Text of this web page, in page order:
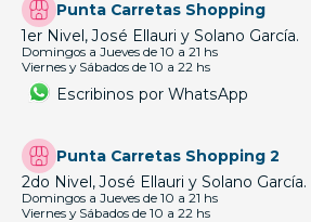
Punta Carretas Shopping
1er Nivel, José Ellauri y Solano García.
Domingos a Jueves de 10 a 21 hs
Viernes y Sábados de 10 a 22 hs
Escribinos por WhatsApp
Punta Carretas Shopping 2
2do Nivel, José Ellauri y Solano García.
Domingos a Jueves de 10 a 21 hs
Viernes y Sábados de 10 a 22 hs